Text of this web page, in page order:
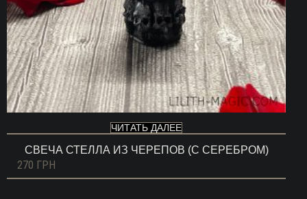
ЧИТАТЬ ДАЛЕЕ
СВЕЧА СТЕЛЛА ИЗ ЧЕРЕПОВ (С СЕРЕБРОМ)
270 ГРН